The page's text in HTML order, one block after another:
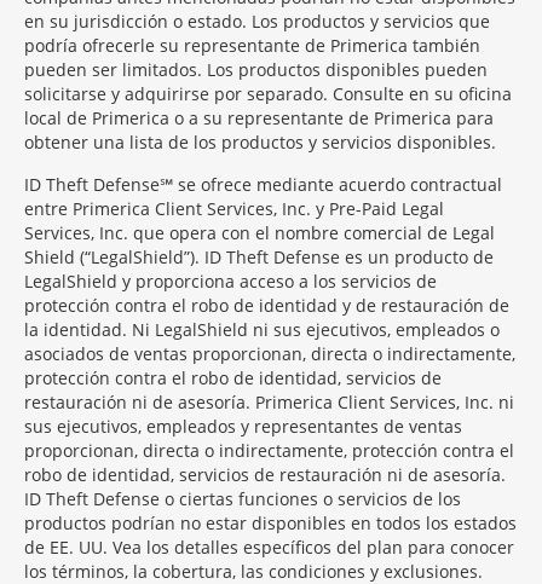
en su jurisdicción o estado. Los productos y servicios que
podría ofrecerle su representante de Primerica también
pueden ser limitados. Los productos disponibles pueden
solicitarse y adquirirse por separado. Consulte en su oficina
local de Primerica o a su representante de Primerica para
obtener una lista de los productos y servicios disponibles.
ID Theft Defense℠ se ofrece mediante acuerdo contractual
entre Primerica Client Services, Inc. y Pre-Paid Legal
Services, Inc. que opera con el nombre comercial de Legal
Shield (“LegalShield”). ID Theft Defense es un producto de
LegalShield y proporciona acceso a los servicios de
protección contra el robo de identidad y de restauración de
la identidad. Ni LegalShield ni sus ejecutivos, empleados o
asociados de ventas proporcionan, directa o indirectamente,
protección contra el robo de identidad, servicios de
restauración ni de asesoría. Primerica Client Services, Inc. ni
sus ejecutivos, empleados y representantes de ventas
proporcionan, directa o indirectamente, protección contra el
robo de identidad, servicios de restauración ni de asesoría.
ID Theft Defense o ciertas funciones o servicios de los
productos podrían no estar disponibles en todos los estados
de EE. UU. Vea los detalles específicos del plan para conocer
los términos, la cobertura, las condiciones y exclusiones.